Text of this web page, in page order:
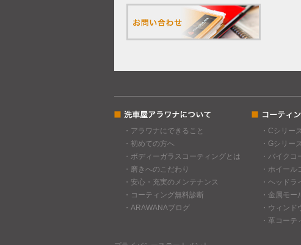
・アラワナにできること
・初めての方へ
・ボディーガラスコーティングとは
・磨きへのこだわり
・安心・充実のメンテナンス
・コーティング無料診断
・ARAWANAブログ
・Cシリー
・Gシリー
・バイクコ
・ホイール
・ヘッド
・金属モ
・ウィン
・革コーテ